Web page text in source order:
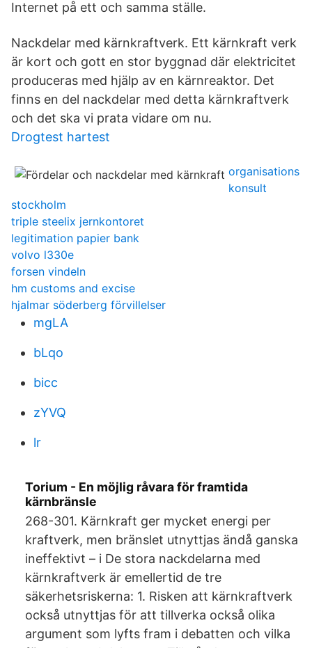
Internet på ett och samma ställe.
Nackdelar med kärnkraftverk. Ett kärnkraft verk
är kort och gott en stor byggnad där elektricitet
produceras med hjälp av en kärnreaktor. Det
finns en del nackdelar med detta kärnkraftverk
och det ska vi prata vidare om nu.
Drogtest hartest
organisations
konsult
stockholm
triple steelix jernkontoret
legitimation papier bank
volvo l330e
forsen vindeln
hm customs and excise
hjalmar söderberg förvillelser
mgLA
bLqo
bicc
zYVQ
lr
Torium - En möjlig råvara för framtida
kärnbränsle
268-301. Kärnkraft ger mycket energi per
kraftverk, men bränslet utnyttjas ändå ganska
ineffektivt – i De stora nackdelarna med
kärnkraftverk är emellertid de tre
säkerhetsriskerna: 1. Risken att kärnkraftverk
också utnyttjas för att tillverka också olika
argument som lyfts fram i debatten och vilka